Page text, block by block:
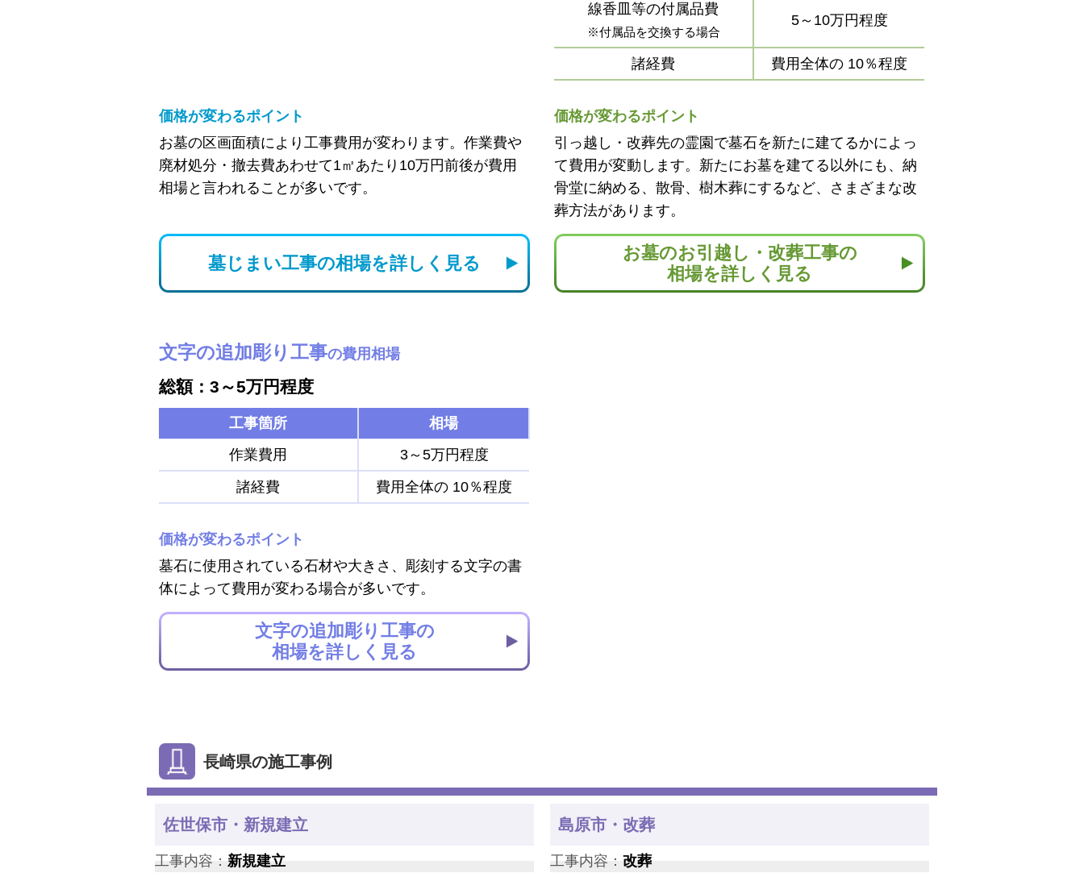
価格が変わるポイント
お墓の区画面積により工事費用が変わります。作業費や
廃材処分・撤去費あわせて1㎡あたり10万円前後が費用
相場と言われることが多いです。
墓じまい工事の相場を詳しく見る
線香皿等の付属品費
※付属品を交換する場合
5～10万円程度
諸経費 費用全体の 10％程度
価格が変わるポイント
引っ越し・改葬先の霊園で墓石を新たに建てるかによっ
て費用が変動します。新たにお墓を建てる以外にも、納
骨堂に納める、散骨、樹木葬にするなど、さまざまな改
葬方法があります。
お墓のお引越し・改葬工事の
相場を詳しく見る
文字の追加彫り工事の費用相場
総額：3～5万円程度
工事箇所
相場
作業費用
3～5万円程度
諸経費
費用全体の 10％程度
価格が変わるポイント
墓石に使用されている石材や大きさ、彫刻する文字の書
体によって費用が変わる場合が多いです。
文字の追加彫り工事の
相場を詳しく見る
長崎県の施工事例
佐世保市・新規建立
工事内容： 新規建立
島原市・改葬
工事内容： 改葬